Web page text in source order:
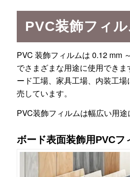
PVC装飾フィ
PVC 装飾フィルムは 0.12 mm
でさまざまな用途に使用でき
ード工場、家具工場、内装工
売しています。
PVC装飾フィルムは幅広い用途
ボード表面装飾用PVCフ